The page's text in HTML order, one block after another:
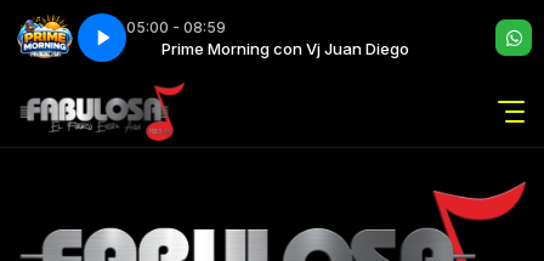
05:00 - 08:59
Diego Prime Morning con Vj Juan Diego